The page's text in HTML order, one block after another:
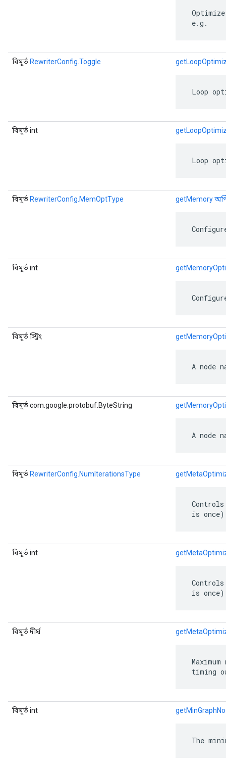
e.g.
বিমূর্ত RewriterConfig.Toggle
Loop
বিমূর্ত int
Loop
বিমূর্ত RewriterConfig.MemOptType getMemory
বিমূর্ত int
বিমূর্ত স্ট্রিং
A node
বিমূর্ত com.google.protobuf.ByteString
A node
বিমূর্ত RewriterConfig.NumIterationsType
is
বিমূর্ত int
is
বিমূর্ত দীর্ঘ
timing
বিমূর্ত int
The